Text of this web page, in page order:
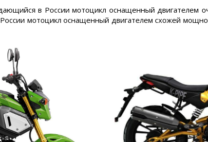
в России мотоцикл оснащенный двигателем
мотоцикл оснащенный двигателем схожей